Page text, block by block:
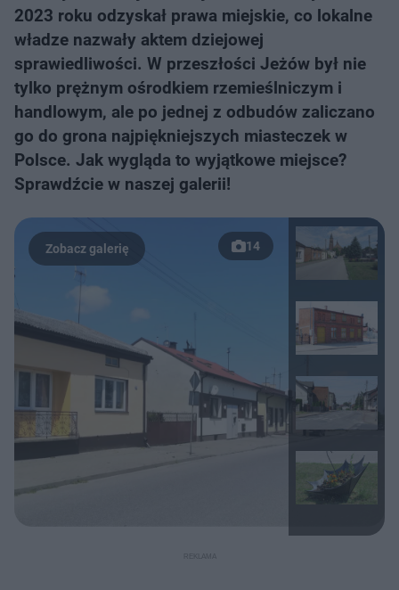
2023 roku odzyskał prawa miejskie, co lokalne
władze nazwały aktem dziejowej
sprawiedliwości. W przeszłości Jeżów był nie
tylko prężnym ośrodkiem rzemieślniczym i
handlowym, ale po jednej z odbudów zaliczano
go do grona najpiękniejszych miasteczek w
Polsce. Jak wygląda to wyjątkowe miejsce?
Sprawdźcie w naszej galerii!
14